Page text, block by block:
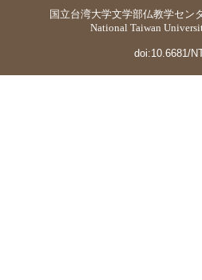
国立台湾大学文学部仏教学セン
National Taiwan
doi:10.6681/